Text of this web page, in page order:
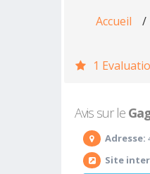
Accueil /
1
Avis sur le
Adresse:
Site